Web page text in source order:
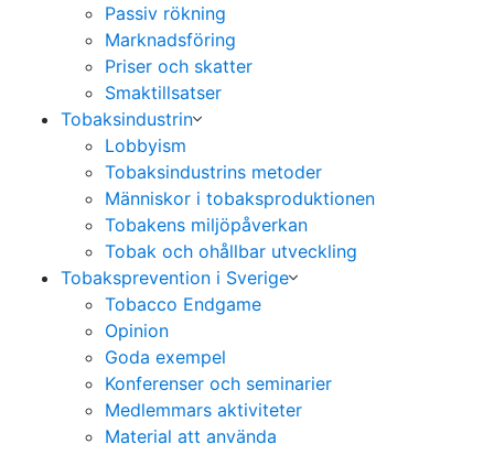
Passiv rökning
Marknadsföring
Priser och skatter
Smaktillsatser
Tobaksindustrin
Lobbyism
Tobaksindustrins metoder
Människor i tobaksproduktionen
Tobakens miljöpåverkan
Tobak och ohållbar utveckling
Tobaksprevention i Sverige
Tobacco Endgame
Opinion
Goda exempel
Konferenser och seminarier
Medlemmars aktiviteter
Material att använda